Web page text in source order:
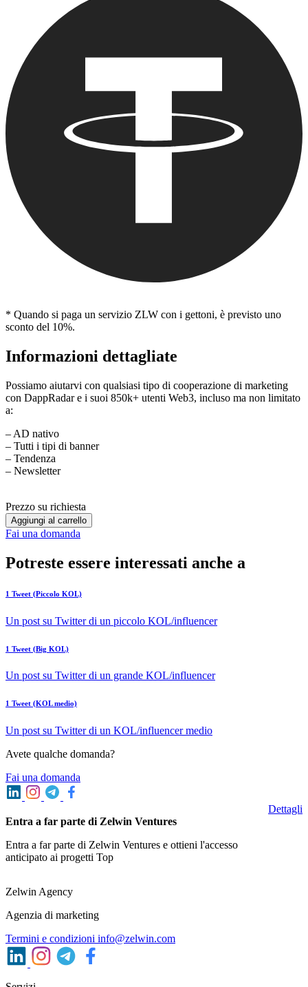
* Quando si paga un servizio ZLW con i gettoni, è previsto uno
sconto del 10%.
Informazioni dettagliate
Possiamo aiutarvi con qualsiasi tipo di cooperazione di marketing
con DappRadar e i suoi 850k+ utenti Web3, incluso ma non limitato
a:
– AD nativo
– Tutti i tipi di banner
– Tendenza
– Newsletter
Prezzo su richiesta
Aggiungi al carrello
Fai una domanda
Potreste essere interessati anche a
1 Tweet (Piccolo KOL)
Un post su Twitter di un piccolo KOL/influencer
1 Tweet (Big KOL)
Un post su Twitter di un grande KOL/influencer
1 Tweet (KOL medio)
Un post su Twitter di un KOL/influencer medio
Avete qualche domanda?
Fai una domanda
Entra a far parte di Zelwin Ventures
Entra a far parte di Zelwin Ventures e ottieni l'accesso
anticipato ai progetti Top
Dettagli
Zelwin Agency
Agenzia di marketing
Termini e condizioni info@zelwin.com